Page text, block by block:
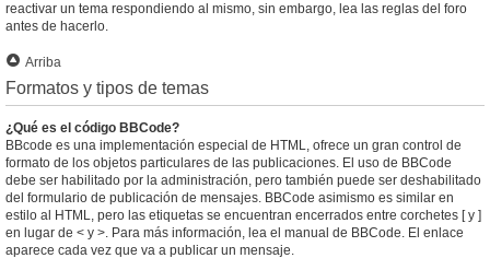
reactivar un tema respondiendo al mismo, sin embargo, lea las reglas del foro
antes de hacerlo.
Arriba
Formatos y tipos de temas
¿Qué es el código BBCode?
BBcode es una implementación especial de HTML, ofrece un gran control de
formato de los objetos particulares de las publicaciones. El uso de BBCode
debe ser habilitado por la administración, pero también puede ser deshabilitado
del formulario de publicación de mensajes. BBCode asimismo es similar en
estilo al HTML, pero las etiquetas se encuentran encerrados entre corchetes [ y ]
en lugar de < y >. Para más información, lea el manual de BBCode. El enlace
aparece cada vez que va a publicar un mensaje.